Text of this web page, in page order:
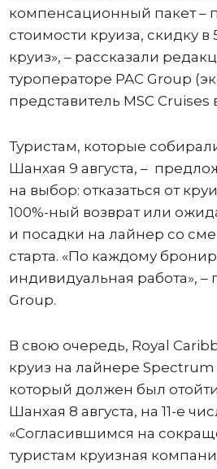
компенсационный пакет –
стоимости круиза, скидку
круиз», – рассказали
туроператоре PAC Group
представитель MSC Cruises
Туристам, которые
Шанхая 9 августа, –
на выбор: отказаться от
100%-ный возврат или
и посадки на лайнер со
старта. «По каждому
индивидуальная работа», –
Group.
В свою очередь, Royal
круиз на лайнере Spectrum
который должен был
Шанхая 8 августа, на 11-е
«Согласившимся на
туристам круизная